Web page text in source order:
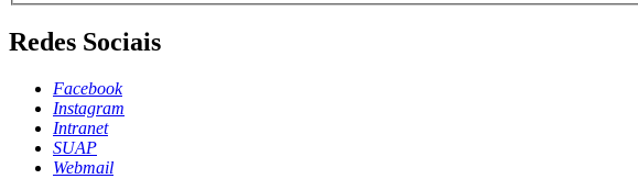
Redes Sociais
Facebook
Instagram
Intranet
SUAP
Webmail